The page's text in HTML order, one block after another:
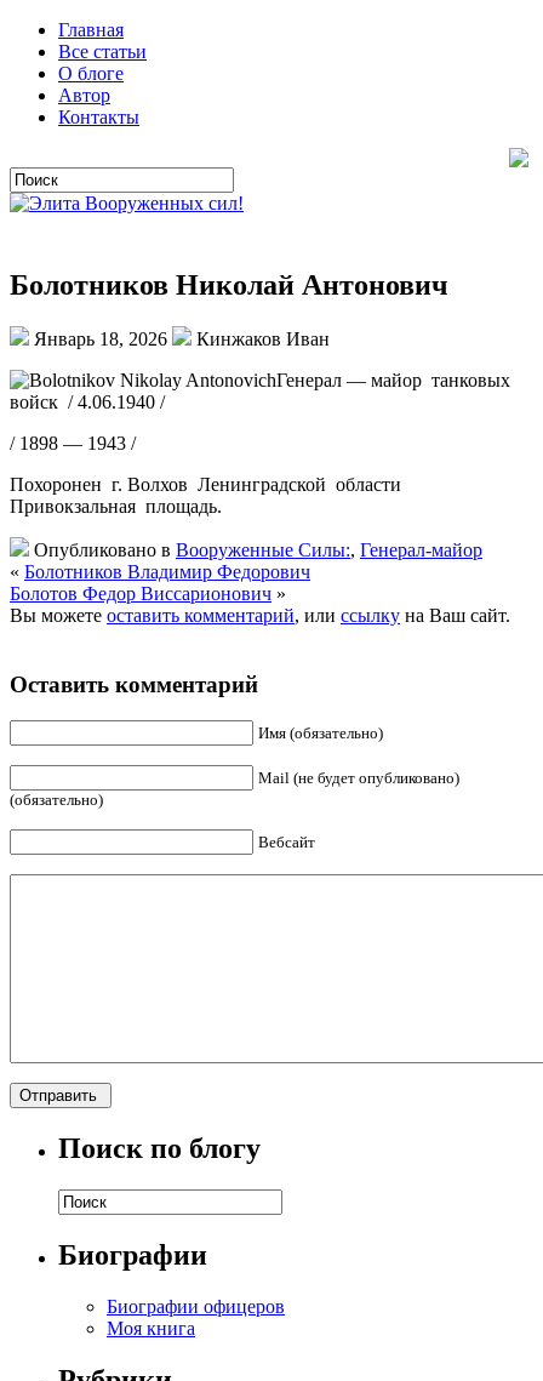
Главная
Все статьи
О блоге
Автор
Контакты
Болотников Николай Антонович
Январь 18, 2026
Кинжаков Иван
Генерал — майор танковых
войск / 4.06.1940 /
/ 1898 — 1943 /
Похоронен г. Волхов Ленинградской области
Привокзальная площадь.
Опубликовано в Вооруженные Силы:, Генерал-майор
« Болотников Владимир Федорович
Болотов Федор Виссарионович »
Вы можете оставить комментарий, или ссылку на Ваш сайт.
Оставить комментарий
Имя (обязательно)
Mail (не будет опубликовано)
(обязательно)
Вебсайт
Поиск по блогу
Биографии
Биографии офицеров
Моя книга